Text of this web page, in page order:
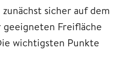
sicher auf dem
geeigneten Freifläche
wichtigsten Punkte